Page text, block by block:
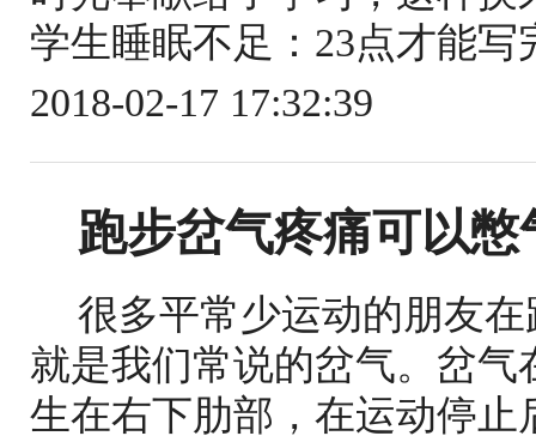
学生睡眠不足：23点才能
2018-02-17 17:32:39
跑步岔气疼痛可以
很多平常少运动的朋友
就是我们常说的岔气。岔
生在右下肋部，在运动停